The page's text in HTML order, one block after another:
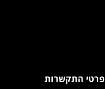
פרטי התקשרות